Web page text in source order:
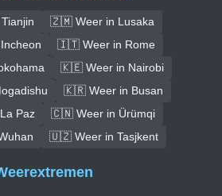
🇿🇲 Weer in Lusaka
🇮🇹 Weer in Rome
🇰🇪 Weer in Nairobi
🇰🇷 Weer in Busan
Paz
🇨🇳 Weer in Ürümqi
🇺🇿 Weer in Tasjkent